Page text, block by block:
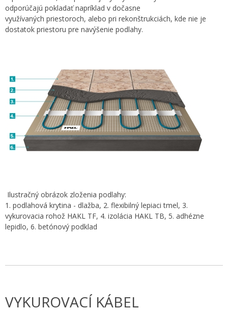
odporúčajú pokladať napríklad v dočasne
využívaných priestoroch, alebo pri rekonštrukciách, kde nie je
dostatok priestoru pre navýšenie podlahy.
Ilustračný obrázok zloženia podlahy:
1. podlahová krytina - dlažba, 2. flexibilný lepiaci tmel, 3.
vykurovacia rohož HAKL TF, 4. izolácia HAKL TB, 5. adhézne
lepidlo, 6. betónový podklad
VYKUROVACÍ KÁBEL